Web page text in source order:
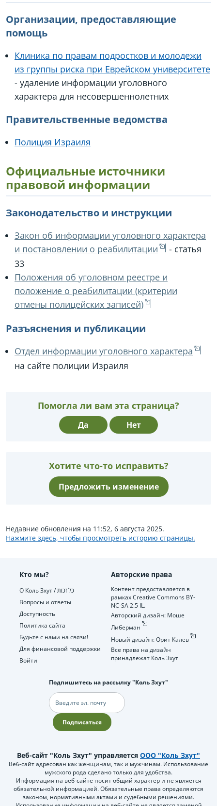
Организации, предоставляющие
помощь
Клиника по правам подростков и молодежи
из группы риска при Еврейском университете
- удаление информации уголовного
характера для несовершеннолетних
Правительственные ведомства
Полиция Израиля
Официальные источники
правовой информации
Законодательство и инструкции
Закон об информации уголовного характера
и постановлении о реабилитации
- статья
33
Положения об уголовном реестре и
положение о реабилитации (критерии
отмены полицейских записей)
Разъяснения и публикации
Отдел информации уголовного характера
на сайте полиции Израиля
Помогла ли вам эта страница?
Да Нет
Хотите что-то исправить?
Предложить изменение
Недавние обновления на 11:52, 6 августа 2025.
Нажмите здесь, чтобы просмотреть историю страницы.
Кто мы?
О Коль Зхут / כל זכות
Вопросы и ответы
Доступность
Политика сайта
Будьте с нами на связи!
Для финансовой поддержки
Войти
Авторские права
Контент предоставляется в
рамках Creative Commons BY-
NC-SA 2.5 IL.
Авторский дизайн: Моше
Либерман
Новый дизайн: Орит Калев
Все права на дизайн
принадлежат Коль Зхут
Подпишитесь на рассылку "Коль Зхут"
Электронная
почта
Подписаться
Веб-сайт "Коль Зхут" управляется ООО "Коль Зхут"
Веб-сайт адресован как женщинам, так и мужчинам. Использование
мужского рода сделано только для удобства.
Информация на веб-сайте носит общий характер и не является
обязательной информацией. Обязательные права определяются
законом, нормативными актами и судебными решениями.